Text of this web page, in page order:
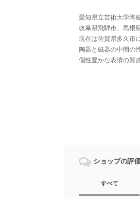
愛知県立芸術大学陶
岐阜県飛騨市、島根
現在は佐賀県多久市
陶器と磁器の中間の
個性豊かな表情の質
ショップの評
すべて